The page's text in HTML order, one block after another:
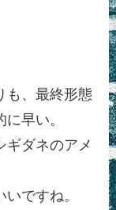
も、最終形態
早い。
ギダネのアメ
ですね。